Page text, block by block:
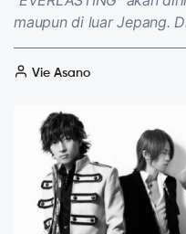
maupun di luar Jepang.
Vie Asano